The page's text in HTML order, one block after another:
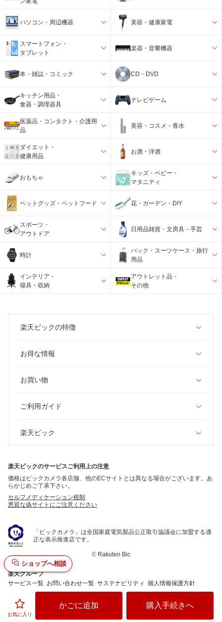
お気に入り
かごに追加 購入手続きへ
ショップへ相談
パソコン・周辺機器 美容・健康家電
スマートフォン・
タブレット
楽器・音響機器
本・雑誌・コミック CD・DVD
キッチン用品・
食器・調理器具
テレビゲーム
医薬品・コンタクト・介護用
品
美容・コスメ・香水
ダイエット・
健康用品
お酒・洋酒
おもちゃ
キッズ・ベビー・
マタニティ
ペットグッズ・ペットフード 花・ガーデン・DIY
スポーツ・
アウトドア
日用品雑貨・文房具・手芸
時計
バック・スーツケース・旅行
用品
インテリア・
寝具・収納
アウトレット品・
その他
楽天ビックの特徴
お得な情報
お買い物
ご利用ガイド
楽天ビック
楽天ビックのサービスご利用上の注意
価格はビックカメラ各店舗、他のECサイトとは異なる場合がございます。あ
らかじめご了承下さい。
セルフメディケーション税制
悪質な偽サイトにご注意ください
「ビックカメラ」は全国家庭電気製品公正取引協議会に加盟する適
正な表示推進店です。
© Rakuten Bic
楽天グループ
サービス一覧 お問い合わせ一覧 サステナビリティ 個人情報保護方針